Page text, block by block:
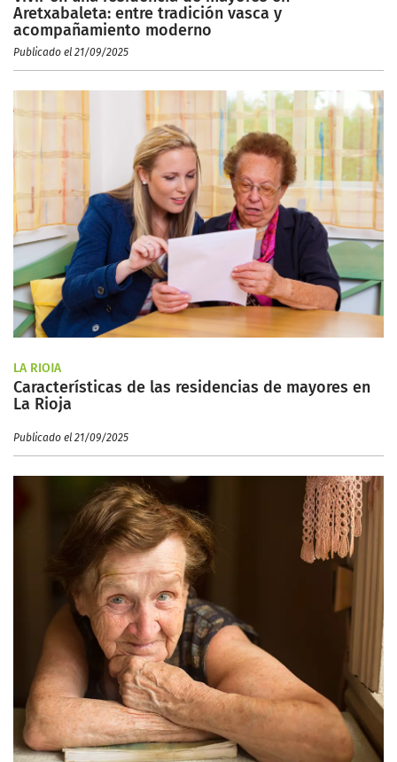
Aretxabaleta: entre tradición vasca y
acompañamiento moderno
Publicado el 21/09/2025
LA RIOJA
Características de las residencias de mayores en
La Rioja
Publicado el 21/09/2025